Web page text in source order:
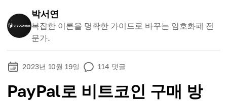
박서연
복잡한 이론을 명확한 가이드로 바꾸는 암호화폐 전
문가.
2023년 10월 19일 114 댓글
PayPal로 비트코인 구매 방